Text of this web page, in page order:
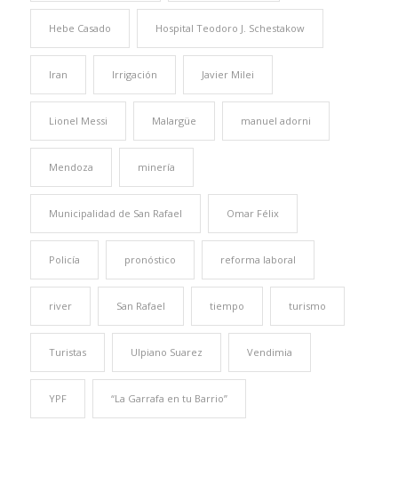
Hebe Casado Hospital Teodoro J. Schestakow
Iran Irrigación Javier Milei
Lionel Messi Malargüe manuel adorni
Mendoza minería
Municipalidad de San Rafael Omar Félix
Policía pronóstico reforma laboral
river San Rafael tiempo turismo
Turistas Ulpiano Suarez Vendimia
YPF “La Garrafa en tu Barrio”